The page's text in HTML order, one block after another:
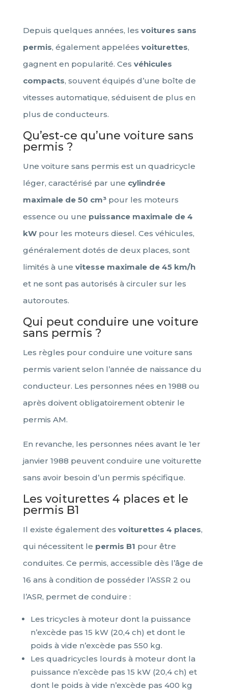
Depuis quelques années, les voitures sans
permis, également appelées voiturettes,
gagnent en popularité. Ces véhicules
compacts, souvent équipés d’une boîte de
vitesses automatique, séduisent de plus en
plus de conducteurs.
Qu’est-ce qu’une voiture sans
permis ?
Une voiture sans permis est un quadricycle
léger, caractérisé par une cylindrée
maximale de 50 cm³pour les moteurs
essence ou une puissance maximale de 4
kWpour les moteurs diesel. Ces véhicules,
généralement dotés de deux places, sont
limités à une vitesse maximale de 45 km/h
et ne sont pas autorisés à circuler sur les
autoroutes.
Qui peut conduire une voiture
sans permis ?
Les règles pour conduire une voiture sans
permis varient selon l’année de naissance du
conducteur. Les personnes nées en 1988 ou
après doivent obligatoirement obtenir le
permis AM.
En revanche, les personnes nées avant le 1er
janvier 1988 peuvent conduire une voiturette
sans avoir besoin d’un permis spécifique.
Les voiturettes 4 places et le
permis B1
Il existe également des voiturettes 4 places,
qui nécessitent le permis B1 pour être
conduites. Ce permis, accessible dès l’âge de
16 ans à condition de posséder l’ASSR 2 ou
l’ASR, permet de conduire :
Les tricycles à moteur dont la puissance
n’excède pas 15 kW (20,4 ch) et dont le
poids à vide n’excède pas 550 kg.
Les quadricycles lourds à moteur dont la
puissance n’excède pas 15 kW (20,4 ch) et
dont le poids à vide n’excède pas 400 kg